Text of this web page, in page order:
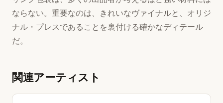
ならない。重要なのは、きれいなヴァイナルと、オリジ
ナル・プレスであることを裏付ける確かなディテール
だ。
関連アーティスト